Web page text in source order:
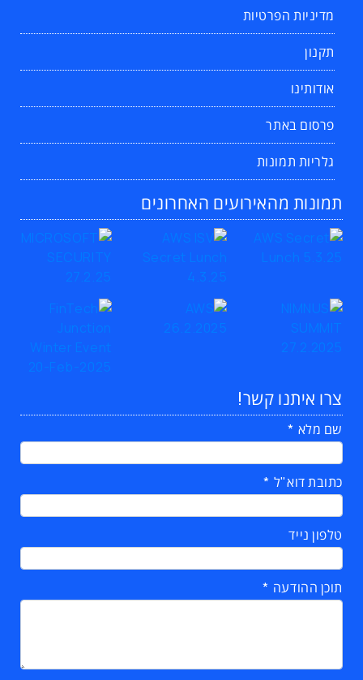
מדיניות הפרטיות
תקנון
אודותינו
פרסום באתר
גלריות תמונות
תמונות מהאירועים האחרונים
צרו איתנו קשר!
שם מלא
כתובת דוא"ל
טלפון נייד
תוכן ההודעה